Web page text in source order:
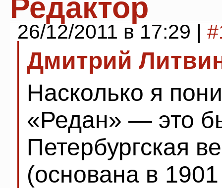
Редактор
26/12/2011 в 17:29 |
Дмитрий
Насколько я
«Редан» — это
Петербургская
(основана в